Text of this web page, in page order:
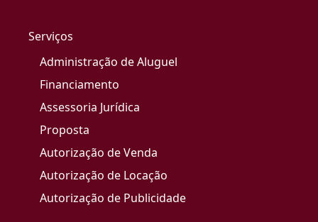
Serviços
Administração de Aluguel
Financiamento
Assessoria Jurídica
Proposta
Autorização de Venda
Autorização de Locação
Autorização de Publicidade